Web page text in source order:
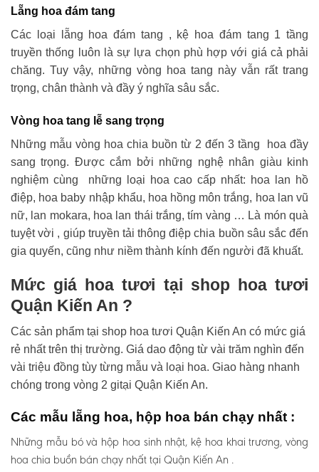
Lẵng hoa đám tang
Các loại lẵng hoa đám tang , kệ hoa đám tang 1 tầng
truyền thống luôn là sự lựa chọn phù hợp với giá cả phải
chăng. Tuy vậy, những vòng hoa tang này vẫn rất trang
trọng, chân thành và đầy ý nghĩa sâu sắc.
Vòng hoa tang lễ sang trọng
Những mẫu vòng hoa chia buồn từ 2 đến 3 tầng hoa đầy
sang trọng. Được cắm bởi những nghệ nhân giàu kinh
nghiệm cùng những loại hoa cao cấp nhất: hoa lan hồ
điệp, hoa baby nhập khẩu, hoa hồng môn trắng, hoa lan vũ
nữ, lan mokara, hoa lan thái trắng, tím vàng … Là món quà
tuyệt vời , giúp truyền tải thông điệp chia buồn sâu sắc đến
gia quyến, cũng như niềm thành kính đến người đã khuất.
Mức giá hoa tươi tại shop hoa tươi
Quận Kiến An ?
Các sản phẩm tại shop hoa tươi Quận Kiến An có mức giá
rẻ nhất trên thị trường. Giá dao động từ vài trăm nghìn đến
vài triệu đồng tùy từng mẫu và loại hoa. Giao hàng nhanh
chóng trong vòng 2 gitại Quận Kiến An.
Các mẫu lẵng hoa, hộp hoa bán chạy nhất :
Những mẫu bó và hộp hoa sinh nhật, kệ hoa khai trương, vòng
hoa chia buồn bán chạy nhất tại Quận Kiến An .